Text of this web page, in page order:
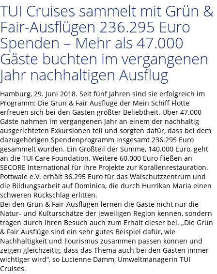
TUI Cruises sammelt mit Grün &
Fair-Ausflügen 236.295 Euro
Spenden – Mehr als 47.000
Gäste buchten im vergangenen
Jahr nachhaltigen Ausflug
Hamburg, 29. Juni 2018. Seit fünf Jahren sind sie erfolgreich im
Programm: Die Grün & Fair Ausflüge der Mein Schiff Flotte
erfreuen sich bei den Gästen größter Beliebtheit. Über 47.000
Gäste nahmen im vergangenen Jahr an einem der nachhaltig
ausgerichteten Exkursionen teil und sorgten dafür, dass bei dem
dazugehörigen Spendenprogramm insgesamt 236.295 Euro
gesammelt wurden. Ein Großteil der Summe, 140.000 Euro, geht
an die TUI Care Foundation. Weitere 60.000 Euro fließen an
SECORE International für ihre Projekte zur Korallenrestauration.
Pottwale e.V. erhält 36.295 Euro für das Walschutzzentrum und
die Bildungsarbeit auf Dominica, die durch Hurrikan Maria einen
schweren Rückschlag erlitten.
Bei den Grün & Fair-Ausflügen lernen die Gäste nicht nur die
Natur- und Kulturschätze der jeweiligen Region kennen, sondern
tragen durch ihren Besuch auch zum Erhalt dieser bei. „Die Grün
& Fair Ausflüge sind ein sehr gutes Beispiel dafür, wie
Nachhaltigkeit und Tourismus zusammen passen können und
zeigen gleichzeitig, dass das Thema auch bei den Gästen immer
wichtiger wird“, so Lucienne Damm, Umweltmanagerin TUI
Cruises.